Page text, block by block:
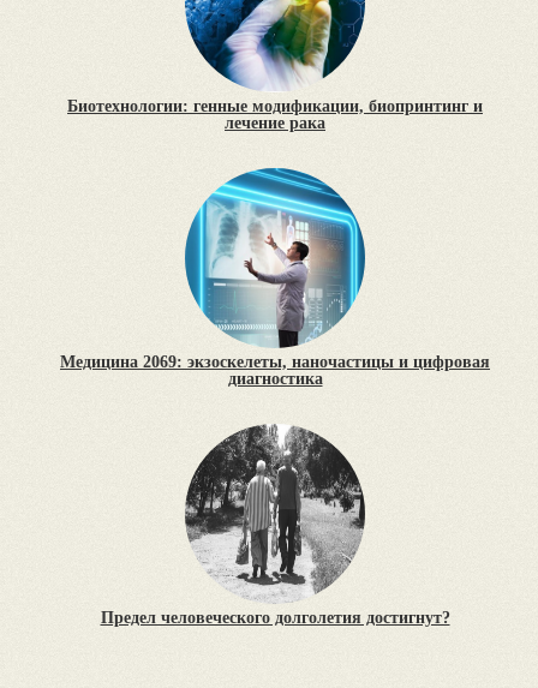
Биотехнологии: генные модификации, биопринтинг и
лечение рака
Медицина 2069: экзоскелеты, наночастицы и цифровая
диагностика
Предел человеческого долголетия достигнут?